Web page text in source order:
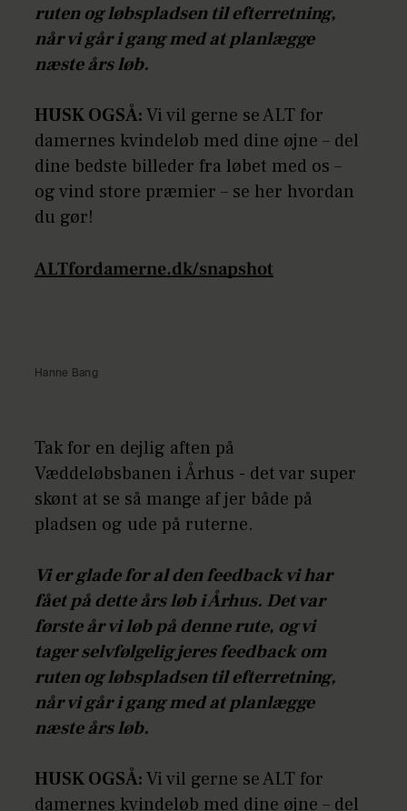
ruten og løbspladsen til efterretning,
når vi går i gang med at planlægge
næste års løb.
HUSK OGSÅ:Vi vil gerne se ALT for
damernes kvindeløb med dine øjne – del
dine bedste billeder fra løbet med os –
og vind store præmier – se her hvordan
du gør!
ALTfordamerne.dk/snapshot
Hanne Bang
Tak for en dejlig aften på
Væddeløbsbanen i Århus - det var super
skønt at se så mange af jer både på
pladsen og ude på ruterne.
Vi er glade for al den feedback vi har
fået på dette års løb i Århus. Det var
første år vi løb på denne rute, og vi
tager selvfølgelig jeres feedback om
ruten og løbspladsen til efterretning,
når vi går i gang med at planlægge
næste års løb.
HUSK OGSÅ:Vi vil gerne se ALT for
damernes kvindeløb med dine øjne – del